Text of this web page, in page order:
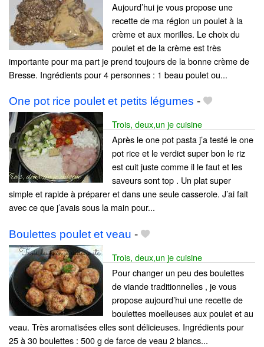
Aujourd’hui je vous propose une
recette de ma région un poulet à la
crème et aux morilles. Le choix du
poulet et de la crème est très
importante pour ma part je prend toujours de la bonne crème de
Bresse. Ingrédients pour 4 personnes : 1 beau poulet ou...
One pot rice poulet et petits légumes -
Trois, deux,un je cuisine
Après le one pot pasta j’a testé le one
pot rice et le verdict super bon le riz
est cuit juste comme il le faut et les
saveurs sont top . Un plat super
simple et rapide à préparer et dans une seule casserole. J’ai fait
avec ce que j’avais sous la main pour...
Boulettes poulet et veau -
Trois, deux,un je cuisine
Pour changer un peu des boulettes
de viande traditionnelles , je vous
propose aujourd’hui une recette de
boulettes moelleuses aux poulet et au
veau. Très aromatisées elles sont délicieuses. Ingrédients pour
25 à 30 boulettes : 500 g de farce de veau 2 blancs...